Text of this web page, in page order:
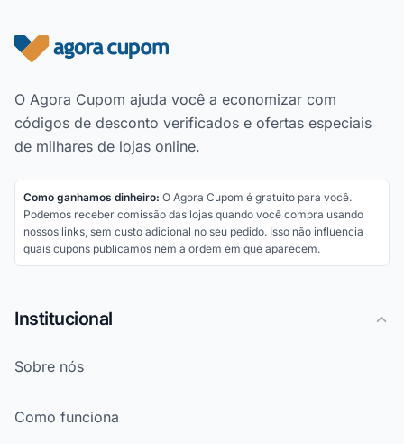
Rodapé do site
O Agora Cupom ajuda você a economizar com
códigos de desconto verificados e ofertas especiais
de milhares de lojas online.
Como ganhamos dinheiro: O Agora Cupom é gratuito para você.
Podemos receber comissão das lojas quando você compra usando
nossos links, sem custo adicional no seu pedido. Isso não influencia
quais cupons publicamos nem a ordem em que aparecem.
Institucional
Sobre nós
Como funciona